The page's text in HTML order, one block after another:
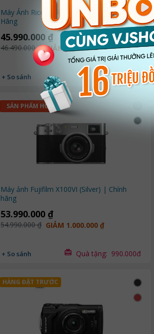
Máy Ảnh Ricoh GR IV Monochrome | Chính
Hãng
45.990.000 ₫
46.490.000 ₫ GIẢM 500.000 ₫
+ So sánh
Máy ảnh Fujifilm X100VI (Silver) | Chính
hãng
53.990.000 ₫
54.990.000 ₫ GIẢM 1.000.000 ₫
+ So sánh Quà tặng: 990.000đ
SẢN PHẨM HOT
HÀNG ĐẶT TRƯỚC